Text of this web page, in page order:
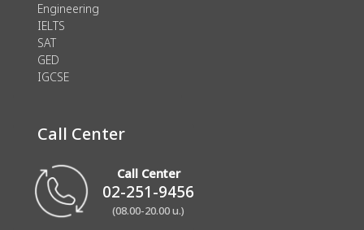
Engineering
IELTS
SAT
GED
IGCSE
Call Center
Call Center
02-251-9456
(08.00-20.00 น.)